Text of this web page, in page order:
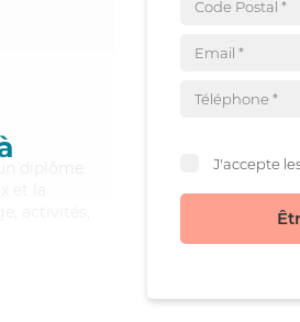
diplôme
et la
J'accepte